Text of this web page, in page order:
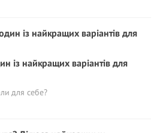
із найкращих варіантів для
для себе?